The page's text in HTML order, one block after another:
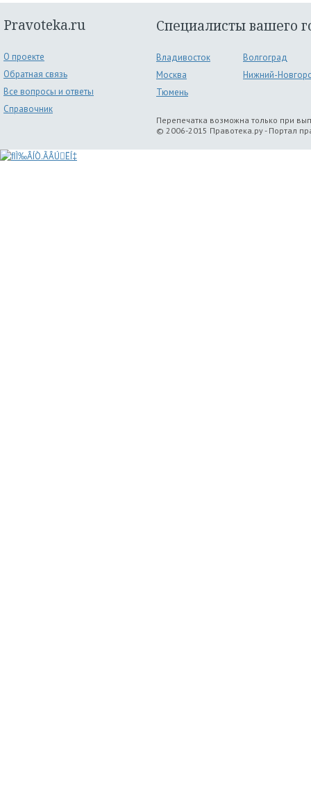
Pravoteka.ru
О проекте
Обратная связь
Все вопросы и ответы
Справочник
Специалисты вашего
Владивосток
Волгоград
Москва
Нижний-
Тюмень
Перепечатка возможна только при
© 2006-2015 Правотека.ру - Портал